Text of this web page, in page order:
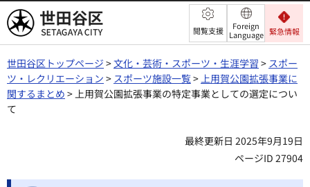
世田谷区 閲覧支援
Foreign
Language 緊急情報
世田谷区トップページ >文化・芸術・スポーツ・生涯学習 > スポー
ツ・レクリエーション > スポーツ施設一覧>上用賀公園拡張事業に
関するまとめ > 上用賀公園拡張事業の特定事業としての選定につい
て
最終更新日 2025年9月19日
ページID 27904